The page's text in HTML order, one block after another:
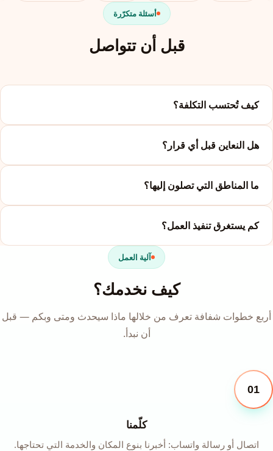
أسئلة متكرّرة
قبل أن تتواصل
كيف تُحتسب التكلفة؟
هل النعاين قبل أي قرار؟
ما المناطق التي تصلون إليها؟
كم يستغرق تنفيذ العمل؟
آلية العمل
كيف نخدمك؟
أربع خطوات شفافة تعرف من خلالها ماذا سيحدث ومتى وبكم — قبل
أن نبدأ.
01
كلّمنا
اتصال أو رسالة واتساب: أخبرنا بنوع المكان والخدمة التي تحتاجها.